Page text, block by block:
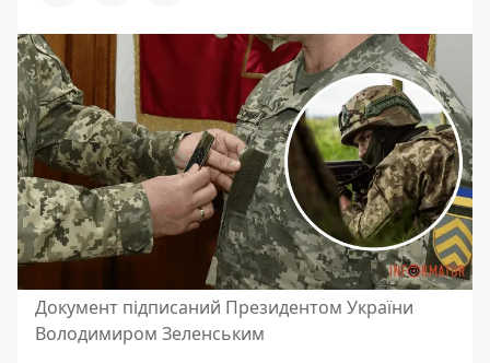
Документ підписаний Президентом України
Володимиром Зеленським